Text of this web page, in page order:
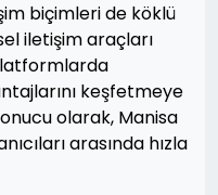
biçimleri de köklü
iletişim araçları
keşfetmeye
olarak, Manisa
arasında hızla